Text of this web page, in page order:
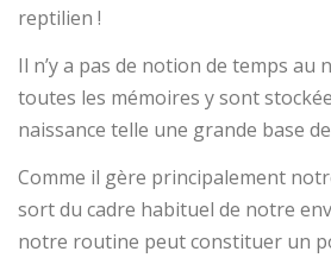
reptilien !
Il n’y a pas de notion de temps au
toutes les mémoires y sont
naissance telle une grande base
Comme il gère principalement
sort du cadre habituel de notre
notre routine peut constituer un